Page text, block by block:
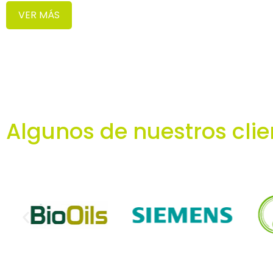
VER MÁS
Algunos de nuestros